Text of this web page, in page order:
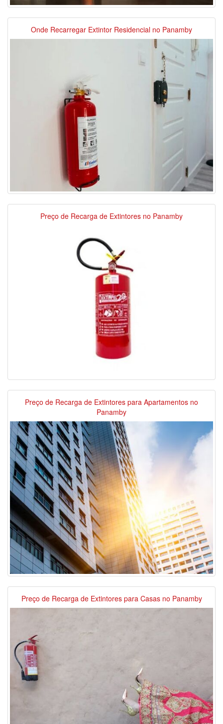
Onde Recarregar Extintor Residencial no Panamby
Preço de Recarga de Extintores no Panamby
Preço de Recarga de Extintores para Apartamentos no
Panamby
Preço de Recarga de Extintores para Casas no Panamby